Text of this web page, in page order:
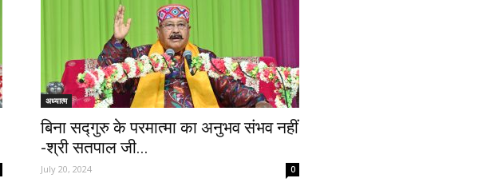
अध्यात्म
बिना सद्गुरु के परमात्मा का अनुभव संभव नहीं
-श्री सतपाल जी...
July 20, 2024 0